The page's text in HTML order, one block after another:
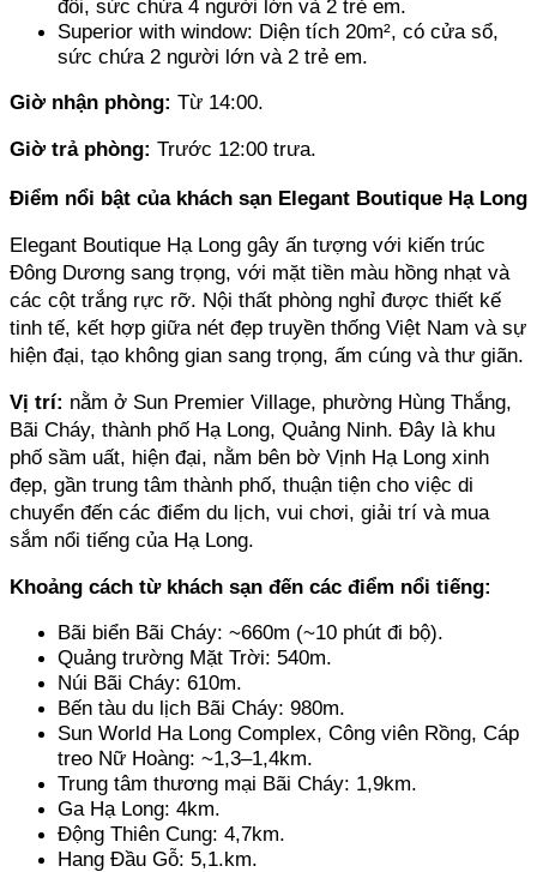
đôi, sức chứa 4 người lớn và 2 trẻ em.
Superior with window: Diện tích 20m², có cửa sổ,
sức chứa 2 người lớn và 2 trẻ em.
Giờ nhận phòng: Từ 14:00.
Giờ trả phòng: Trước 12:00 trưa.
Điểm nổi bật của khách sạn Elegant Boutique Hạ Long
Elegant Boutique Hạ Long gây ấn tượng với kiến trúc
Đông Dương sang trọng, với mặt tiền màu hồng nhạt và
các cột trắng rực rỡ. Nội thất phòng nghỉ được thiết kế
tinh tế, kết hợp giữa nét đẹp truyền thống Việt Nam và sự
hiện đại, tạo không gian sang trọng, ấm cúng và thư giãn.
Vị trí: nằm ở Sun Premier Village, phường Hùng Thắng,
Bãi Cháy, thành phố Hạ Long, Quảng Ninh. Đây là khu
phố sầm uất, hiện đại, nằm bên bờ Vịnh Hạ Long xinh
đẹp, gần trung tâm thành phố, thuận tiện cho việc di
chuyển đến các điểm du lịch, vui chơi, giải trí và mua
sắm nổi tiếng của Hạ Long.
Khoảng cách từ khách sạn đến các điểm nổi tiếng:
Bãi biển Bãi Cháy: ~660m (~10 phút đi bộ).
Quảng trường Mặt Trời: 540m.
Núi Bãi Cháy: 610m.
Bến tàu du lịch Bãi Cháy: 980m.
Sun World Ha Long Complex, Công viên Rồng, Cáp
treo Nữ Hoàng: ~1,3–1,4km.
Trung tâm thương mại Bãi Cháy: 1,9km.
Ga Hạ Long: 4km.
Động Thiên Cung: 4,7km.
Hang Đầu Gỗ: 5,1.km.